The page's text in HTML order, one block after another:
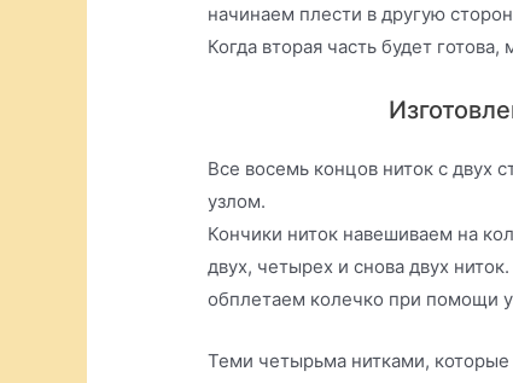
начинаем плести в другую
Когда вторая часть будет
Все восемь концов ниток с двух
узлом.
Кончики ниток навешиваем на
двух, четырех и снова двух
обплетаем колечко при помощи
Теми четырьма нитками,